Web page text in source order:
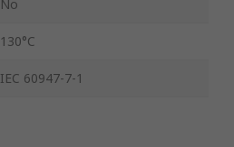
No
130°C
IEC 60947-7-1